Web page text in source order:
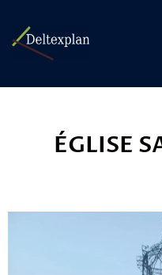
ÉGLISE